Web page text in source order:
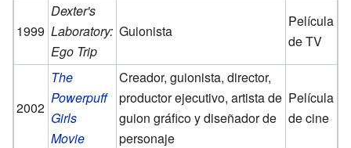
1999
Dexter's
Laboratory:
Ego Trip
Guionista
Película
de TV
2002
The
Powerpuff
Girls
Movie
Creador, guionista, director,
productor ejecutivo, artista de
guion gráfico y diseñador de
personaje
Película
de cine